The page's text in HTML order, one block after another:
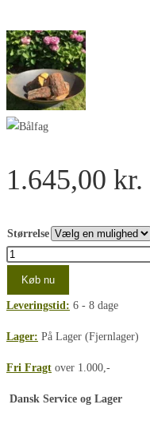
1.645,00 kr.
Størrelse
Rundt
bålfad
i
cortenstål
uden
og
med
Køb nu
Leveringstid: 6 - 8 dage
Lager: På Lager (Fjernlager)
Fri Fragt over 1.000,-
Dansk Service og Lager